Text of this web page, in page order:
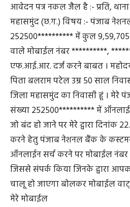
आवेदन पत्र नकल जैल है :- प्रति, थाना
महासमुंद (छ.ग.) विषय :- पंजाब
252500********** में कुल
वाले मोबाईल नंबर **********,
एफ.आई.आर. दर्ज करने बाबत ।
पिता बलराम पटेल उम्र 50 साल
जिला महासमुंद का निवासी हूं ।
संख्या 252500********** में
जो बंद हो जाने पर मेरे द्वारा दिनांक
करने हेतु पंजाब नेशनल बैंक के
ऑनलाईन सर्च करने पर मोबाईल नंबर
जिससे संपर्क किया जिनके द्वारा
चालू हो जाएगा बोलकर मोबाईल
मेरे मोबाईल